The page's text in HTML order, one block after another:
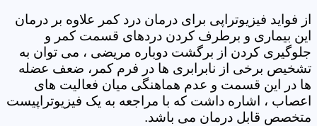
از فواید فیزیوتراپی برای درمان درد کمر علاوه بر درمان
این بیماری و برطرف کردن دردهای قسمت کمر و
جلوگیری کردن از برگشت دوباره مریضی ، می توان به
تشخیص برخی از نابرابری ها در فرم کمر، ضعف عضله
ها در این قسمت و عدم هماهنگی میان فعالیت های
اعصاب ، اشاره داشت که با مراجعه به یک فیزیوتراپیست
متخصص قابل درمان می باشد.